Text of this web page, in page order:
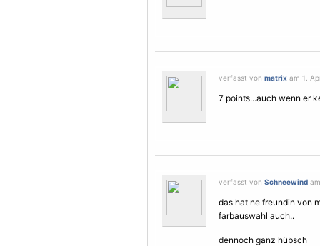
verfasst von matrix am 1.
7 points...auch wenn er
verfasst von Schneewind
das hat ne freundin von
farbauswahl auch..
dennoch ganz hübsch